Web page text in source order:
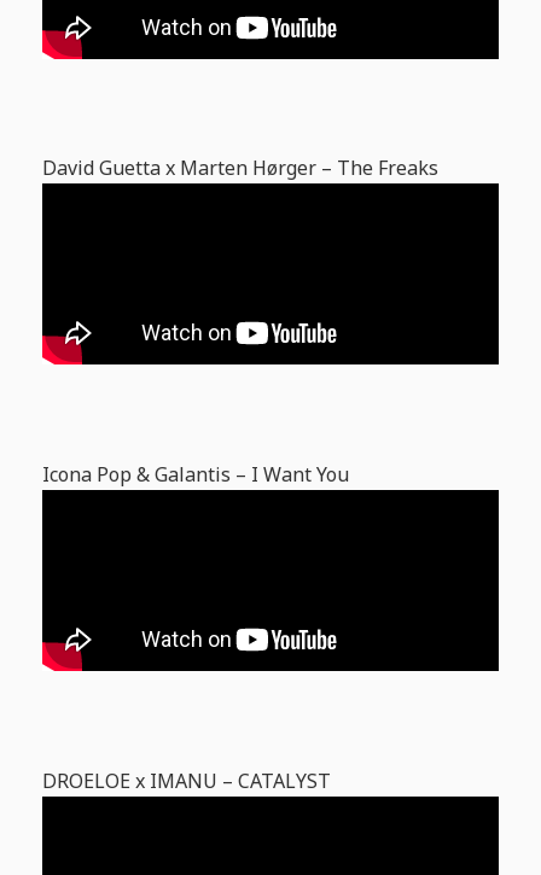
David Guetta x Marten Hørger – The Freaks
Icona Pop & Galantis – I Want You
DROELOE x IMANU – CATALYST